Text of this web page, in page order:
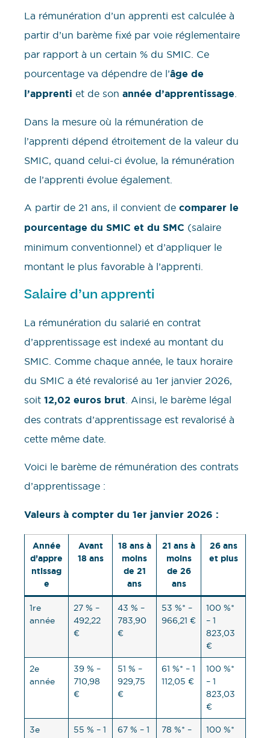
La rémunération d’un apprenti est calculée à
partir d’un barème fixé par voie réglementaire
par rapport à un certain % du SMIC. Ce
pourcentage va dépendre de l’âge de
l’apprenti et de son année d’apprentissage
Dans la mesure où la rémunération de
l’apprenti dépend étroitement de la valeur du
SMIC, quand celui-ci évolue, la rémunération
de l’apprenti évolue également.
A partir de 21 ans, il convient de comparer le
pourcentage du SMIC et du SMC (salaire
minimum conventionnel) et d’appliquer le
montant le plus favorable à l’apprenti.
Salaire d’un apprenti
La rémunération du salarié en contrat
d’apprentissage est indexé au montant du
SMIC. Comme chaque année, le taux horaire
du SMIC a été revalorisé au 1er janvier 2026,
soit 12,02 euros brut . Ainsi, le barème légal
des contrats d’apprentissage est revalorisé à
cette même date.
Voici le barème de rémunération des contrats
d’apprentissage :
Valeurs à compter du 1er janvier 2026 :
Année
d’appre
ntissag
e
Avant
18 ans
18 ans à
moins
de 21
ans
21 ans à
moins
de 26
ans
26 ans
et plus
1re
année
27 % –
492,22
€
43 % –
783,90
€
53 %* –
966,21 €
100 %*
– 1
823,03
€
2e
année
39 % –
710,98
€
51 % –
929,75
€
61 %* – 1
112,05 €
100 %*
– 1
823,03
€
3e
55 % – 1
67 % – 1
78 %* –
100 %*